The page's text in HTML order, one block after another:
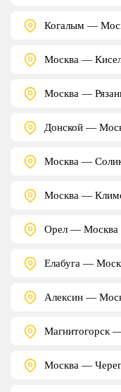
Когалым —
Москва —
Москва —
Донской —
Москва —
Москва —
Орел — Москва
Елабуга —
Алексин —
Магнитогорск
Москва —